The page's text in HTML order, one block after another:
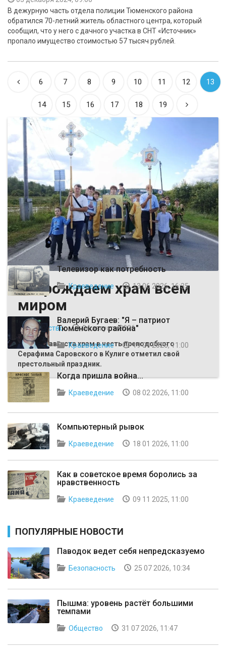
В дежурную часть отдела полиции Тюменского района
обратился 70-летний житель областного центра, который
сообщил, что у него с дачного участка в СНТ «Источник»
пропало имущество стоимостью 57 тысяч рублей.
6 7 8 9 10 11 12 13
14 15 16 17 18 19
Возрождаем храм всем
миром
Общество
04 августа 2026
Первого августа храм в честь преподобного
Серафима Саровского в Кулиге отметил свой
престольный праздник.
ВЫБОР РЕДАКЦИИ
Телевизор как потребность
Краеведение 13 06 2026, 16:35
Валерий Бугаев: "Я – патриот
Тюменского района"
Краеведение 19 04 2026, 11:00
Когда пришла война...
Краеведение 08 02 2026, 11:00
Компьютерный рывок
Краеведение 18 01 2026, 11:00
Как в советское время боролись за
нравственность
Краеведение 09 11 2025, 11:00
ПОПУЛЯРНЫЕ НОВОСТИ
Паводок ведет себя непредсказуемо
Безопасность 25 07 2026, 10:34
Пышма: уровень растёт большими
темпами
Общество 31 07 2026, 11:47